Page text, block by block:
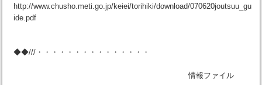
http://www.chusho.meti.go.jp/keiei/torihiki/download/070620joutsuu_gu
ide.pdf
◆◆///・・・・・・・・・・・・・・・
情報ファイル